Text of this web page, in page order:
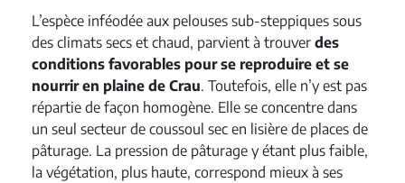
L’espèce inféodée aux pelouses sub-steppiques sous
des climats secs et chaud, parvient à trouver des
conditions favorables pour se reproduire et se
nourrir en plaine de Crau. Toutefois, elle n’y est pas
répartie de façon homogène. Elle se concentre dans
un seul secteur de coussoul sec en lisière de places de
pâturage. La pression de pâturage y étant plus faible,
la végétation, plus haute, correspond mieux à ses